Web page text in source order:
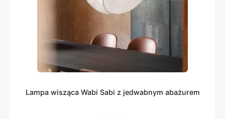
Lampa wisząca Wabi Sabi z jedwabnym abażurem